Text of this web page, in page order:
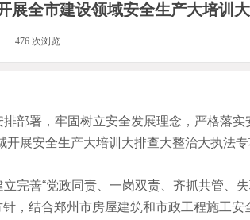
展全市建设领域安全生产大培训
476 次浏览
署，牢固树立安全发展理念，严格落实
展安全生产大培训大排查大整治大执法
善“党政同责、一岗双责、齐抓共管、
，结合郑州市房屋建筑和市政工程施工